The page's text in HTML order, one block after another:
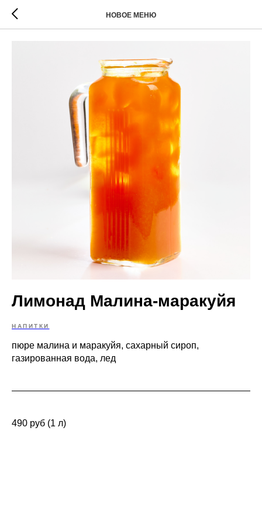
НОВОЕ МЕНЮ
Лимонад Малина-маракуйя
НАПИТКИ
пюре малина и маракуйя, сахарный сироп,
газированная вода, лед
490 руб (1 л)